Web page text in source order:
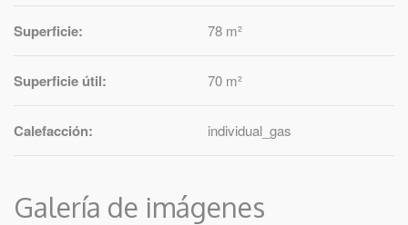
Superficie: 78 m²
Superficie útil: 70 m²
Calefacción: individual_gas
Galería de imágenes